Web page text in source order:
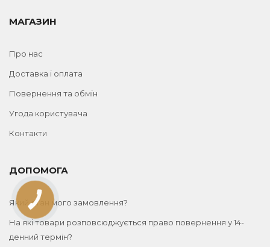
МАГАЗИН
Про нас
Доставка і оплата
Повернення та обмін
Угода користувача
Контакти
ДОПОМОГА
Який стан мого замовлення?
На які товари розповсюджується право повернення у 14-
денний термін?
КНОПКА
ЗВ'ЯЗКУ